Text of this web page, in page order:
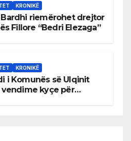
KRONIKË
riemërohet drejtor
Fillore “Bedri Elezaga”
KRONIKË
i Komunës së Ulqinit
kyçe për